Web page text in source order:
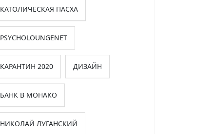
КАТОЛИЧЕСКАЯ ПАСХА
PSYCHOLOUNGENET
КАРАНТИН 2020 ДИЗАЙН
БАНК В МОНАКО
НИКОЛАЙ ЛУГАНСКИЙ